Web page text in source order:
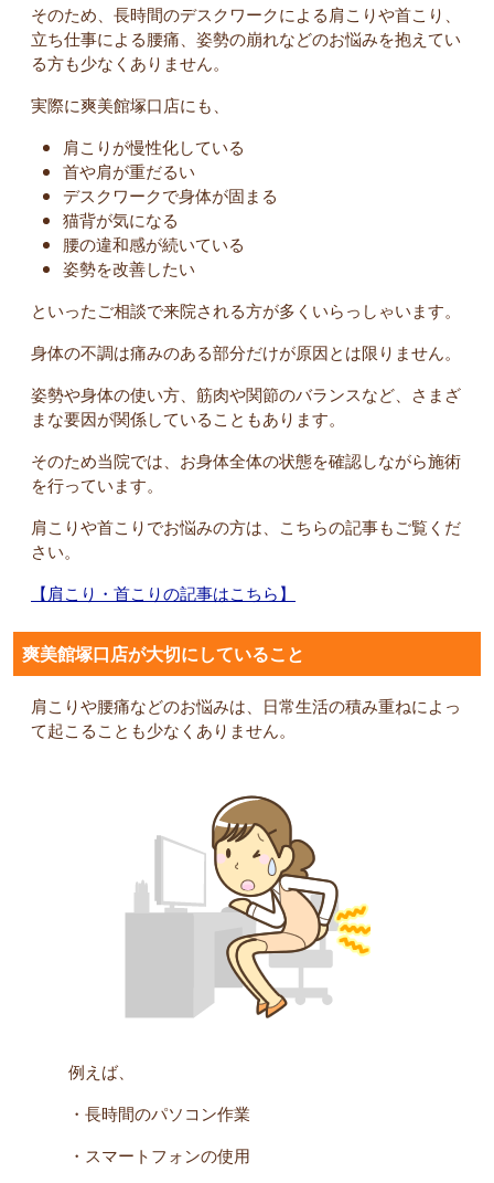
そのため、長時間のデスクワークによる肩こりや首こり、
立ち仕事による腰痛、姿勢の崩れなどのお悩みを抱えてい
る方も少なくありません。
実際に爽美館塚口店にも、
肩こりが慢性化している
首や肩が重だるい
デスクワークで身体が固まる
猫背が気になる
腰の違和感が続いている
姿勢を改善したい
といったご相談で来院される方が多くいらっしゃいます。
身体の不調は痛みのある部分だけが原因とは限りません。
姿勢や身体の使い方、筋肉や関節のバランスなど、さまざ
まな要因が関係していることもあります。
そのため当院では、お身体全体の状態を確認しながら施術
を行っています。
肩こりや首こりでお悩みの方は、こちらの記事もご覧くだ
さい。
【肩こり・首こりの記事はこちら】
爽美館塚口店が大切にしていること
肩こりや腰痛などのお悩みは、日常生活の積み重ねによっ
て起こることも少なくありません。
例えば、
・長時間のパソコン作業
・スマートフォンの使用